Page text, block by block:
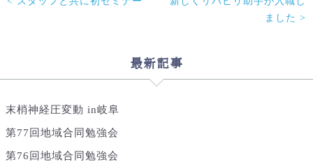
後
ク
ました >
最新記事
末梢神経圧変動 in岐阜
第77回地域合同勉強会
第76回地域合同勉強会